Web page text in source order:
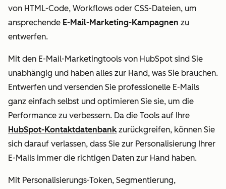
von HTML-Code, Workflows oder CSS-Dateien, um
ansprechende E-Mail-Marketing-Kampagnen zu
entwerfen.
Mit den E-Mail-Marketingtools von HubSpot sind Sie
unabhängig und haben alles zur Hand, was Sie brauchen.
Entwerfen und versenden Sie professionelle E-Mails
ganz einfach selbst und optimieren Sie sie, um die
Performance zu verbessern. Da die Tools auf Ihre
HubSpot-Kontaktdatenbankzurückgreifen, können Sie
sich darauf verlassen, dass Sie zur Personalisierung Ihrer
E-Mails immer die richtigen Daten zur Hand haben.
Mit Personalisierungs-Token, Segmentierung,